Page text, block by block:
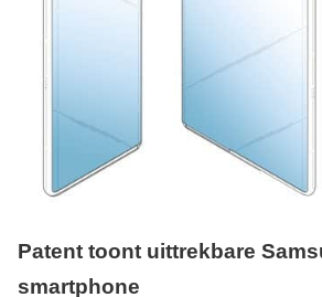
Patent toont uittrekbare
smartphone